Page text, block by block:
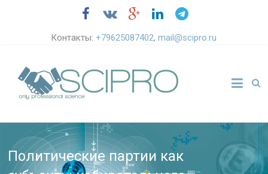
Контакты:+79625087402,mail@scipro.ru
Политические партии как